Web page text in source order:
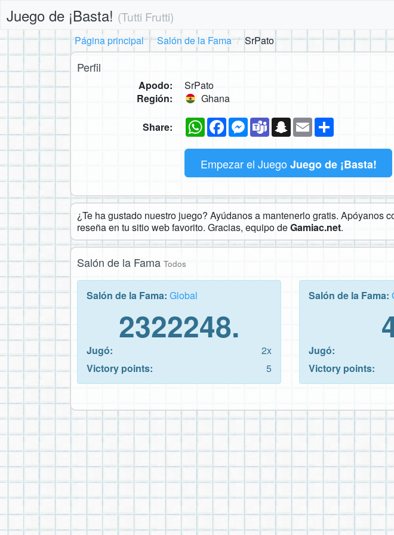
Juego de ¡Basta! (Tutti Frutti)
Página principal
Salón de la Fama SrPato
Perfil
Apodo:
SrPato
Región:
Ghana
Share: WhatsAppFacebookMessenger
TeamsSnapchat
Email
Empezar el Juego Juego de ¡Basta!
¿Te ha gustado nuestro juego? Ayúdanos a mantenerlo gratis.
reseña en tu sitio web favorito. Gracias, equipo deGamiac.net.
Salón de la Fama Todos
Salón de la Fama: Global
2322248.
Jugó:
2x
Victory points:
5
Salón de la Fama:
Jugó:
Victory points: